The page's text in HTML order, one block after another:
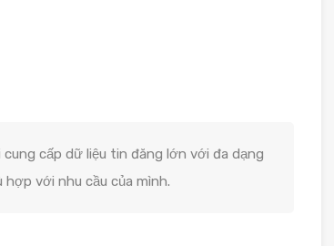
cấp dữ liệu tin đăng lớn với đa dạng
với nhu cầu của mình.